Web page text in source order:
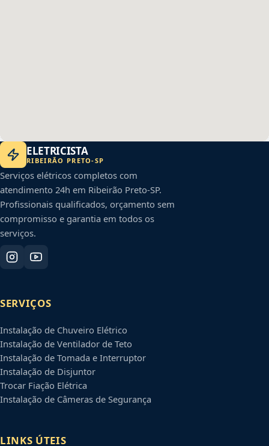
ELETRICISTA
RIBEIRÃO PRETO-SP
Serviços elétricos completos com
atendimento 24h em Ribeirão Preto-SP.
Profissionais qualificados, orçamento sem
compromisso e garantia em todos os
serviços.
SERVIÇOS
Instalação de Chuveiro Elétrico
Instalação de Ventilador de Teto
Instalação de Tomada e Interruptor
Instalação de Disjuntor
Trocar Fiação Elétrica
Instalação de Câmeras de Segurança
LINKS ÚTEIS